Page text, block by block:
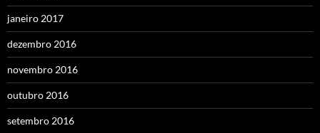
janeiro 2017
dezembro 2016
novembro 2016
outubro 2016
setembro 2016